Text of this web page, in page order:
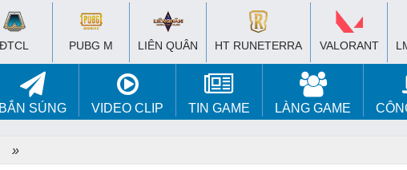
ĐTCL PUBG M LIÊN QUÂN HT RUNETERRA VALORANT
BẮN SÚNG VIDEO CLIP TIN GAME LÀNG GAME
»